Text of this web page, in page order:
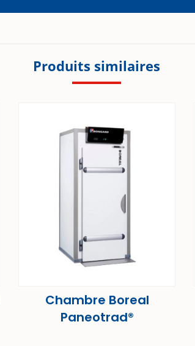
Produits similaires
Chambre Boreal
Paneotrad®